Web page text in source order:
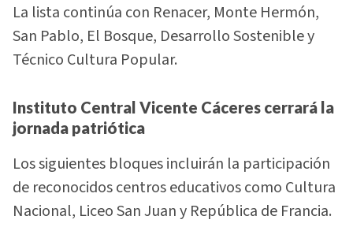
La lista continúa con Renacer, Monte Hermón,
San Pablo, El Bosque, Desarrollo Sostenible y
Técnico Cultura Popular.
Instituto Central Vicente Cáceres cerrará la
jornada patriótica
Los siguientes bloques incluirán la participación
de reconocidos centros educativos como Cultura
Nacional, Liceo San Juan y República de Francia.